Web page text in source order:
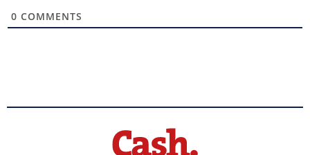
0 COMMENTS